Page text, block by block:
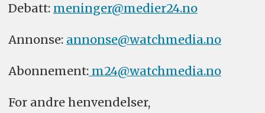
Debatt: meninger@medier24.no
Annonse: annonse@watchmedia.no
Abonnement:m24@watchmedia.no
For andre henvendelser,